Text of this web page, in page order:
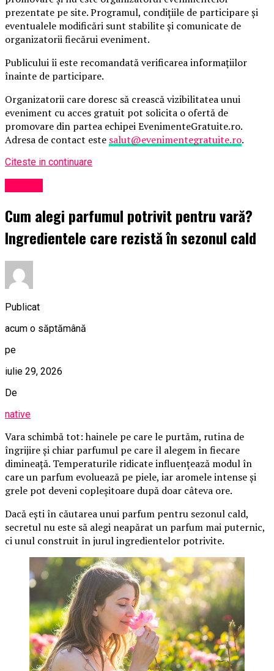
prezentate pe site. Programul, condițiile de participare și
eventualele modificări sunt stabilite și comunicate de
organizatorii fiecărui eveniment.
Publicului îi este recomandată verificarea informațiilor
înainte de participare.
Organizatorii care doresc să crească vizibilitatea unui
eveniment cu acces gratuit pot solicita o ofertă de
promovare din partea echipei EvenimenteGratuite.ro.
Adresa de contact este salut@evenimentegratuite.ro.
Citeste in continuare
Cum alegi parfumul potrivit pentru vară?
Ingredientele care rezistă în sezonul cald
Publicat
acum o săptămână
pe
iulie 29, 2026
De
native
Vara schimbă tot: hainele pe care le purtăm, rutina de
îngrijire și chiar parfumul pe care îl alegem în fiecare
dimineață. Temperaturile ridicate influențează modul în
care un parfum evoluează pe piele, iar aromele intense și
grele pot deveni copleșitoare după doar câteva ore.
Dacă ești în căutarea unui parfum pentru sezonul cald,
secretul nu este să alegi neapărat un parfum mai puternic,
ci unul construit în jurul ingredientelor potrivite.